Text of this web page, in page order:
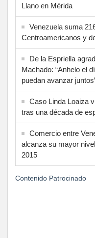
Llano en Mérida
Venezuela suma
Centroamericanos y
De la Espriella
Machado: “Anhelo el
puedan avanzar
Caso Linda Loaiza
tras una década de
Comercio entre
alcanza su mayor
2015
Contenido Patrocinado